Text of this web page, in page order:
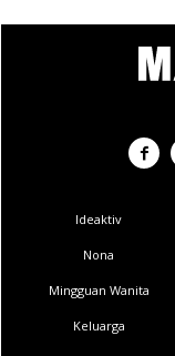
terbuka di
elemen nostalgik,
ramai kepada
Pattinson dan
cemrin mata ini.
AVIATOR
Ideaktiv
Nona
Mingguan Wanita
Keluarga